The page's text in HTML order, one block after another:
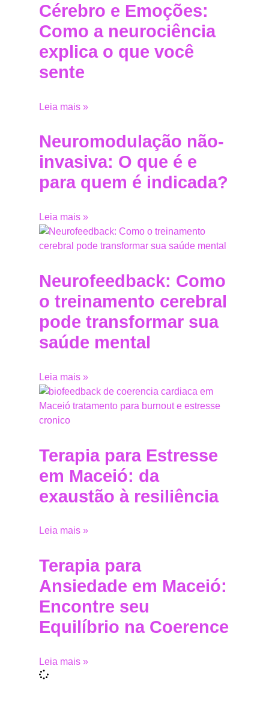
Cérebro e Emoções:
Como a neurociência
explica o que você
sente
Leia mais »
Neuromodulação não-
invasiva: O que é e
para quem é indicada?
Leia mais »
Neurofeedback: Como
o treinamento cerebral
pode transformar sua
saúde mental
Leia mais »
Terapia para Estresse
em Maceió: da
exaustão à resiliência
Leia mais »
Terapia para
Ansiedade em Maceió:
Encontre seu
Equilíbrio na Coerence
Leia mais »